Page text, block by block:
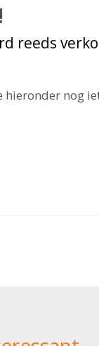
reeds
hieronder nog